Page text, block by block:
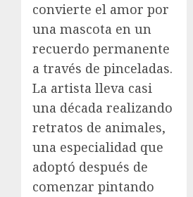
convierte el amor por
una mascota en un
recuerdo permanente
a través de pinceladas.
La artista lleva casi
una década realizando
retratos de animales,
una especialidad que
adoptó después de
comenzar pintando